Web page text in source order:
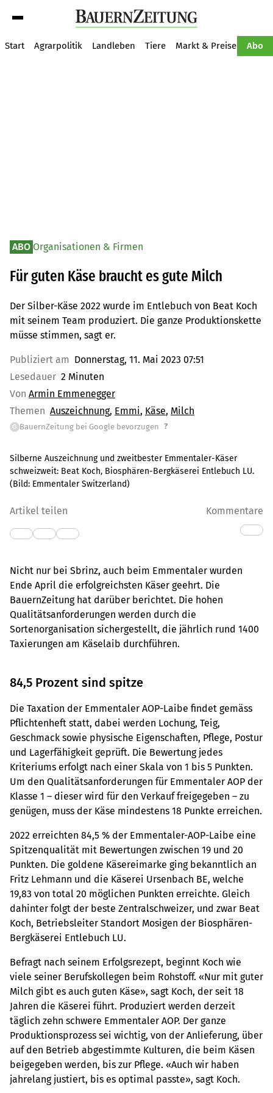
Start Agrarpolitik Landleben Tiere Markt & Preise Abo
ABO Organisationen & Firmen
Für guten Käse braucht es gute Milch
Der Silber-Käse 2022 wurde im Entlebuch von Beat Koch
mit seinem Team produziert. Die ganze Produktionskette
müsse stimmen, sagt er.
Publiziert am Donnerstag, 11. Mai 2023 07:51
Lesedauer 2 Minuten
Von Armin Emmenegger
Themen Auszeichnung Emmi Käse Milch
G BauernZeitung bei Google bevorzugen ?
Silberne Auszeichnung und zweitbester Emmentaler-Käser
schweizweit: Beat Koch, Biosphären-Bergkäserei Entlebuch LU.
(Bild: Emmentaler Switzerland)
Artikel teilen Kommentare
Nicht nur bei Sbrinz, auch beim Emmentaler wurden
Ende April die erfolgreichsten Käser geehrt. Die
BauernZeitung hat darüber berichtet. Die hohen
Qualitätsanforderungen werden durch die
Sortenorganisation sichergestellt, die jährlich rund 1400
Taxierungen am Käselaib durchführen.
84,5 Prozent sind spitze
Die Taxation der Emmentaler AOP-Laibe findet gemäss
Pflichtenheft statt, dabei werden Lochung, Teig,
Geschmack sowie physische Eigenschaften, Pflege, Postur
und Lagerfähigkeit geprüft. Die Bewertung jedes
Kriteriums erfolgt nach einer Skala von 1 bis 5 Punkten.
Um den Qualitätsanforderungen für Emmentaler AOP der
Klasse 1 – dieser wird für den Verkauf freigegeben – zu
genügen, muss der Käse mindestens 18 Punkte erreichen.
2022 erreichten 84,5 % der Emmentaler-AOP-Laibe eine
Spitzenqualität mit Bewertungen zwischen 19 und 20
Punkten. Die goldene Käsereimarke ging bekanntlich an
Fritz Lehmann und die Käserei Ursenbach BE, welche
19,83 von total 20 möglichen Punkten erreichte. Gleich
dahinter folgt der beste Zentralschweizer, und zwar Beat
Koch, Betriebsleiter Standort Mosigen der Biosphären-
Bergkäserei Entlebuch LU.
Befragt nach seinem Erfolgsrezept, beginnt Koch wie
viele seiner Berufskollegen beim Rohstoff. «Nur mit guter
Milch gibt es auch guten Käse», sagt Koch, der seit 18
Jahren die Käserei führt. Produziert werden derzeit
täglich zehn schwere Emmentaler AOP. Der ganze
Produktionsprozess sei wichtig, von der Anlieferung, über
auf den Betrieb abgestimmte Kulturen, die beim Käsen
beigegeben werden, bis zur Pflege. «Auch wir haben
jahrelang justiert, bis es optimal passte», sagt Koch.